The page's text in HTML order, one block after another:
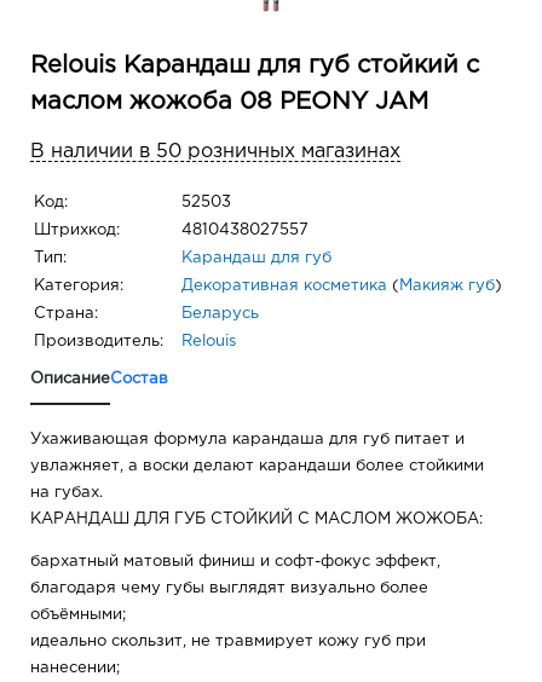
Relouis Карандаш для губ стойкий с
маслом жожоба 08 PEONY JAM
В наличии в 50 розничных магазинах
Код: 52503
Штрихкод: 4810438027557
Тип: Карандаш для губ
Категория: Декоративная косметика ( Макияж губ)
Страна: Беларусь
Производитель: Relouis
ОписаниеСостав
Ухаживающая формула карандаша для губ питает и
увлажняет, а воски делают карандаши более стойкими
на губах.
КАРАНДАШ ДЛЯ ГУБ СТОЙКИЙ С МАСЛОМ ЖОЖОБА:
бархатный матовый финиш и софт-фокус эффект,
благодаря чему губы выглядят визуально более
объёмными;
идеально скользит, не травмирует кожу губ при
нанесении;